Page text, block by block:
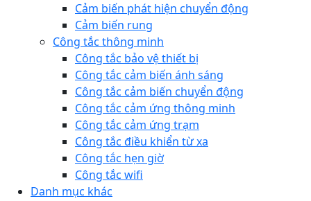
Cảm biến phát hiện chuyển động
Cảm biến rung
Công tắc thông minh
Công tắc bảo vệ thiết bị
Công tắc cảm biến ánh sáng
Công tắc cảm biến chuyển động
Công tắc cảm ứng thông minh
Công tắc cảm ứng trạm
Công tắc điều khiển từ xa
Công tắc hẹn giờ
Công tắc wifi
Danh mục khác